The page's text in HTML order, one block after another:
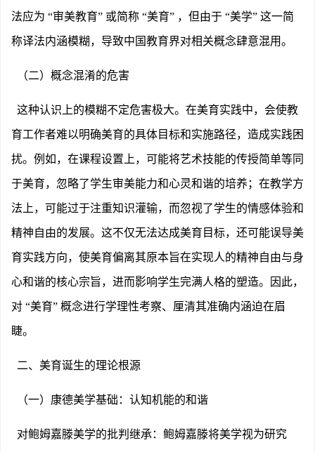
法应为 “审美教育” 或简称 “美育” ，但由于 “美学” 这一简
称译法内涵模糊，导致中国教育界对相关概念肆意混用。
（二）概念混淆的危害
这种认识上的模糊不定危害极大。在美育实践中，会使教
育工作者难以明确美育的具体目标和实施路径，造成实践困
扰。例如，在课程设置上，可能将艺术技能的传授简单等同
于美育，忽略了学生审美能力和心灵和谐的培养；在教学方
法上，可能过于注重知识灌输，而忽视了学生的情感体验和
精神自由的发展。这不仅无法达成美育目标，还可能误导美
育实践方向，使美育偏离其原本旨在实现人的精神自由与身
心和谐的核心宗旨，进而影响学生完满人格的塑造。因此，
对 “美育” 概念进行学理性考察、厘清其准确内涵迫在眉
睫。
二、美育诞生的理论根源
（一）康德美学基础：认知机能的和谐
对鲍姆嘉滕美学的批判继承：鲍姆嘉滕将美学视为研究